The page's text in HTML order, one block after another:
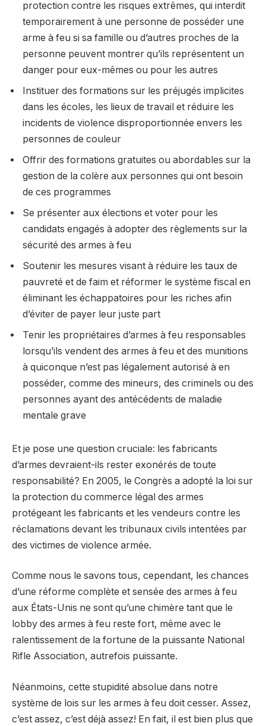
protection contre les risques extrêmes, qui interdit
temporairement à une personne de posséder une
arme à feu si sa famille ou d’autres proches de la
personne peuvent montrer qu’ils représentent un
danger pour eux-mêmes ou pour les autres
Instituer des formations sur les préjugés implicites
dans les écoles, les lieux de travail et réduire les
incidents de violence disproportionnée envers les
personnes de couleur
Offrir des formations gratuites ou abordables sur la
gestion de la colère aux personnes qui ont besoin
de ces programmes
Se présenter aux élections et voter pour les
candidats engagés à adopter des règlements sur la
sécurité des armes à feu
Soutenir les mesures visant à réduire les taux de
pauvreté et de faim et réformer le système fiscal en
éliminant les échappatoires pour les riches afin
d’éviter de payer leur juste part
Tenir les propriétaires d’armes à feu responsables
lorsqu’ils vendent des armes à feu et des munitions
à quiconque n’est pas légalement autorisé à en
posséder, comme des mineurs, des criminels ou des
personnes ayant des antécédents de maladie
mentale grave
Et je pose une question cruciale: les fabricants
d’armes devraient-ils rester exonérés de toute
responsabilité? En 2005, le Congrès a adopté la loi sur
la protection du commerce légal des armes
protégeant les fabricants et les vendeurs contre les
réclamations devant les tribunaux civils intentées par
des victimes de violence armée.
Comme nous le savons tous, cependant, les chances
d’une réforme complète et sensée des armes à feu
aux États-Unis ne sont qu’une chimère tant que le
lobby des armes à feu reste fort, même avec le
ralentissement de la fortune de la puissante National
Rifle Association, autrefois puissante.
Néanmoins, cette stupidité absolue dans notre
système de lois sur les armes à feu doit cesser. Assez,
c’est assez, c’est déjà assez! En fait, il est bien plus que